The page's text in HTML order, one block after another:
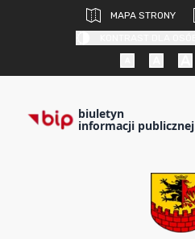
MAPA STRONY
biuletyn
informacji publicznej